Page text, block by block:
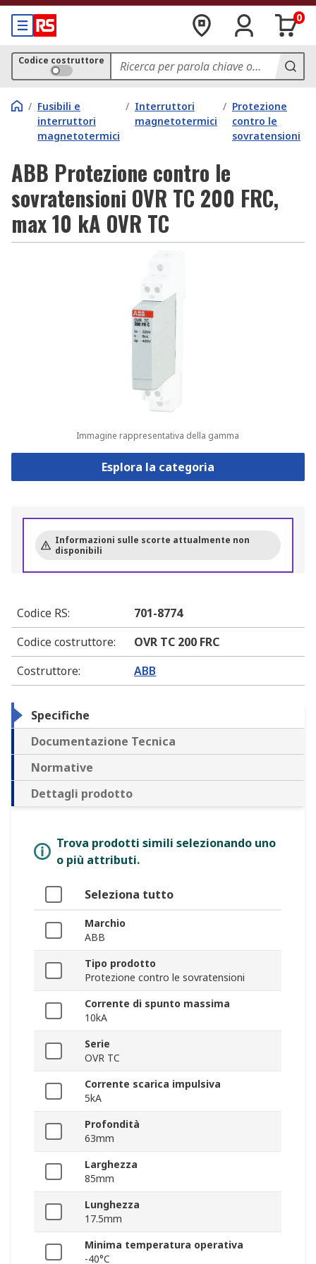
0
Codice costruttore
/ Fusibili e
interruttori
magnetotermici
/ Interruttori
magnetotermici
/ Protezione
contro le
sovratensioni
ABB Protezione contro le
sovratensioni OVR TC 200 FRC,
max 10 kA OVR TC
Immagine rappresentativa della gamma
Esplora la categoria
Informazioni sulle scorte attualmente non
disponibili
Codice RS:
701-8774
Codice costruttore:
OVR TC 200 FRC
Costruttore: ABB
Specifiche
Documentazione Tecnica
Normative
Dettagli prodotto
Trova prodotti simili selezionando uno
o più attributi.
Seleziona tutto
Marchio
ABB
Tipo prodotto
Protezione contro le sovratensioni
Corrente di spunto massima
10kA
Serie
OVR TC
Corrente scarica impulsiva
5kA
Profondità
63mm
Larghezza
85mm
Lunghezza
17.5mm
Minima temperatura operativa
-40°C